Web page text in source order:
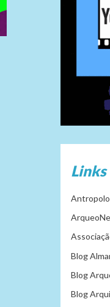
Links
Blog
Blog
Blog